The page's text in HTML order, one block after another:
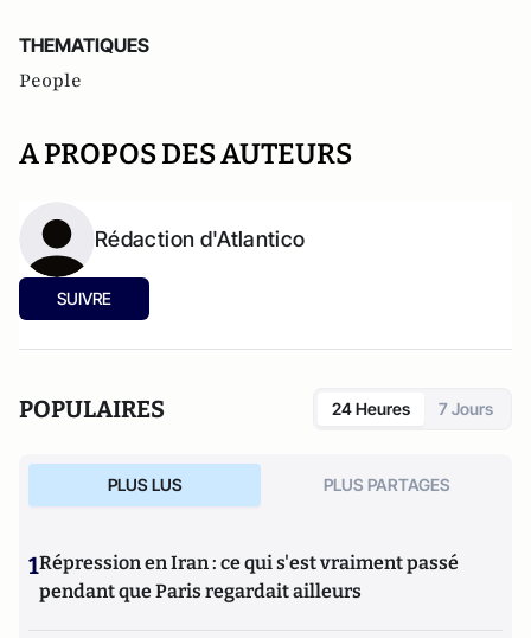
THEMATIQUES
People
A PROPOS DES AUTEURS
Rédaction d'Atlantico
SUIVRE
POPULAIRES 24 Heures 7 Jours
PLUS LUS PLUS PARTAGES
1Répression en Iran : ce qui s'est vraiment passé
pendant que Paris regardait ailleurs